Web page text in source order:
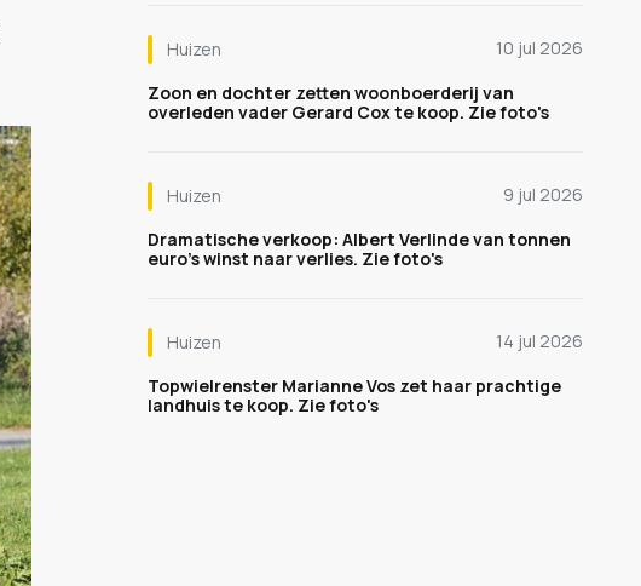
Huizen
10 jul 2026
Zoon en dochter zetten woonboerderij van
overleden vader Gerard Cox te koop. Zie foto's
Huizen
9 jul 2026
Dramatische verkoop: Albert Verlinde van tonnen
euro's winst naar verlies. Zie foto's
Huizen
14 jul 2026
Topwielrenster Marianne Vos zet haar prachtige
landhuis te koop. Zie foto's